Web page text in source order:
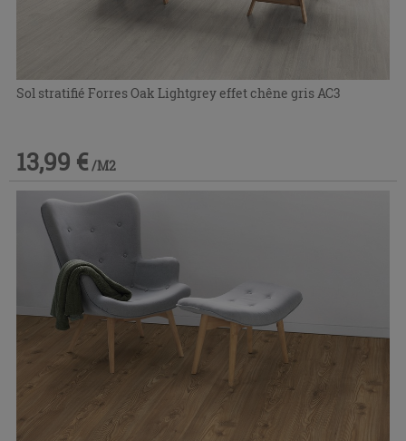
Sol stratifié Forres Oak Lightgrey effet chêne gris AC3
13,99 € /M2